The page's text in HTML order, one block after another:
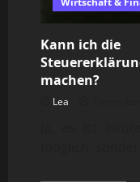
Kann ich die
machen?
Lea